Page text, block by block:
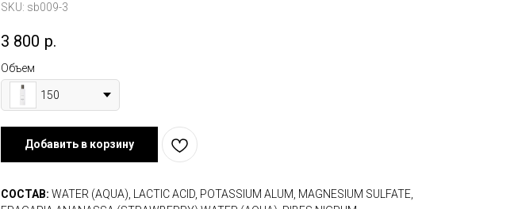
SKU: sb009-3
3 800 р.
Объем
150
Добавить в корзину
СОСТАВ: WATER (AQUA), LACTIC ACID, POTASSIUM ALUM, MAGNESIUM SULFATE,